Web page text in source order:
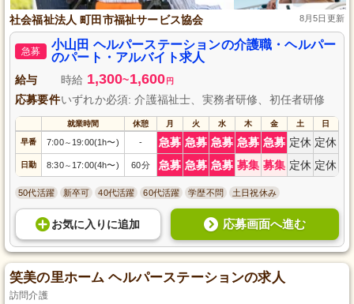
社会福祉法人 町田市福祉サービス協会 8月5日更新
急募
小山田 ヘルパーステーションの介護職・ヘルパー
のパート・アルバイト求人
給与 時給 1,300~1,600 円
応募要件いずれか必須: 介護福祉士、実務者研修、初任者研修
就業時間 休憩 月 火 水 木 金 土 日
早番 7:00～ 19:00(1h〜) - 急募 急募 急募 急募 急募 定休 定休
日勤 8:30～ 17:00(4h〜) 60分 急募 急募 急募 募集 募集 定休 定休
50代活躍 新卒可 40代活躍 60代活躍 学歴不問 土日祝休み
お気に入り に追加 応募画面へ進む
笑美の里ホーム ヘルパーステーションの求人
訪問介護